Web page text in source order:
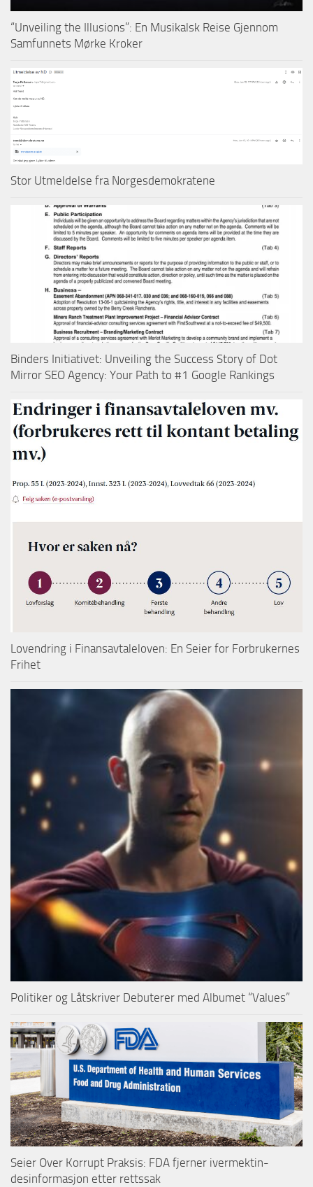
“Unveiling the Illusions”: En Musikalsk Reise Gjennom
Samfunnets Mørke Kroker
Stor Utmeldelse fra Norgesdemokratene
Binders Initiativet: Unveiling the Success Story of Dot
Mirror SEO Agency: Your Path to #1 Google Rankings
Lovendring i Finansavtaleloven: En Seier for Forbrukernes
Frihet
Politiker og Låtskriver Debuterer med Albumet “Values”
Seier Over Korrupt Praksis: FDA fjerner ivermektin-
desinformasjon etter rettssak